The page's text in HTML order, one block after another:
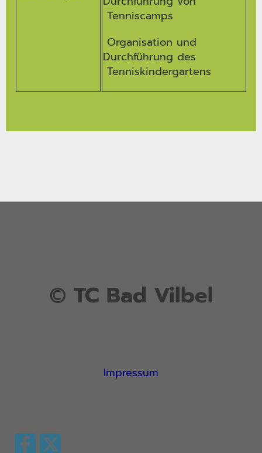
Tenniscamps
Organisation und
Durchführung des
Tenniskindergartens
© TC Bad Vilbel
Impressum